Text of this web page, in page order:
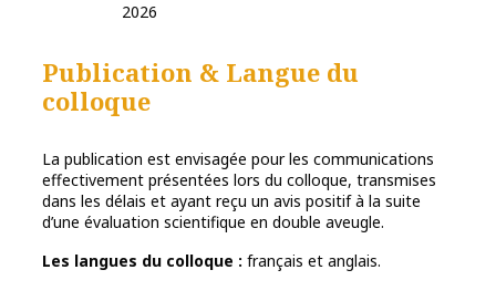
2026
Publication & Langue du
colloque
La publication est envisagée pour les communications
effectivement présentées lors du colloque, transmises
dans les délais et ayant reçu un avis positif à la suite
d’une évaluation scientifique en double aveugle.
Les langues du colloque : français et anglais.